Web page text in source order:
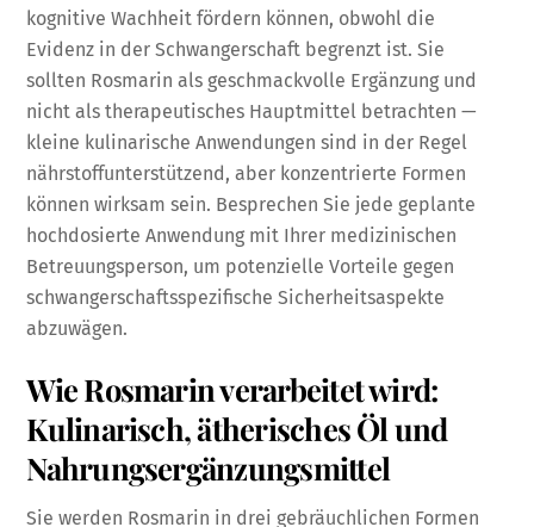
kognitive Wachheit fördern können, obwohl die
Evidenz in der Schwangerschaft begrenzt ist. Sie
sollten Rosmarin als geschmackvolle Ergänzung und
nicht als therapeutisches Hauptmittel betrachten —
kleine kulinarische Anwendungen sind in der Regel
nährstoffunterstützend, aber konzentrierte Formen
können wirksam sein. Besprechen Sie jede geplante
hochdosierte Anwendung mit Ihrer medizinischen
Betreuungsperson, um potenzielle Vorteile gegen
schwangerschaftsspezifische Sicherheitsaspekte
abzuwägen.
Wie Rosmarin verarbeitet wird:
Kulinarisch, ätherisches Öl und
Nahrungsergänzungsmittel
Sie werden Rosmarin in drei gebräuchlichen Formen